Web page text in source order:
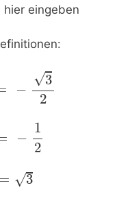
−
√3
2
−
1
2
= √3